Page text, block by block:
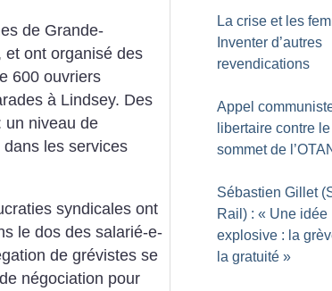
de Grande-
et ont organisé des
600 ouvriers
à Lindsey. Des
un niveau de
dans les services
syndicales ont
le dos des salarié-e-
de grévistes se
négociation pour
La crise et les
Inventer d’autres
revendications
Appel
libertaire contre le
sommet de
Sébastien Gillet
Rail) : « Une idée
explosive : la
la gratuité »